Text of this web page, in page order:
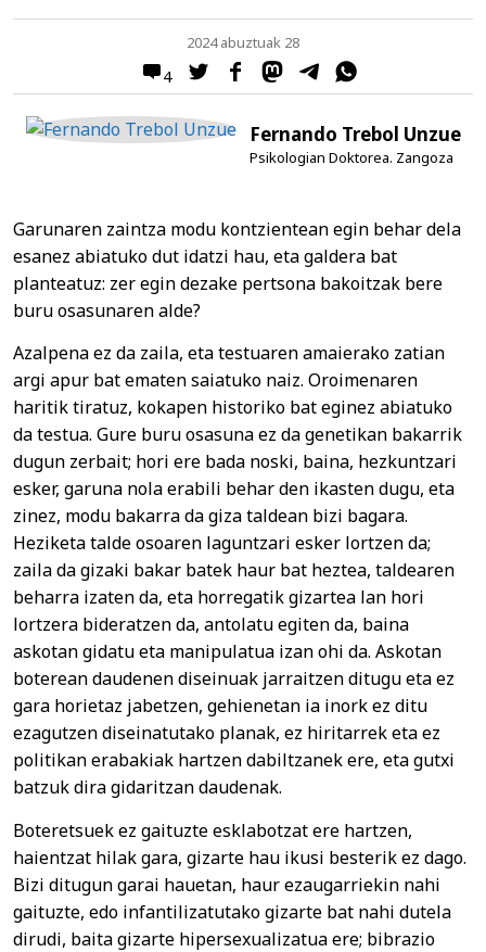
4
2024 abuztuak 28
Fernando Trebol Unzue
Psikologian Doktorea. Zangoza
Garunaren zaintza modu kontzientean egin behar dela
esanez abiatuko dut idatzi hau, eta galdera bat
planteatuz: zer egin dezake pertsona bakoitzak bere
buru osasunaren alde?
Azalpena ez da zaila, eta testuaren amaierako zatian
argi apur bat ematen saiatuko naiz. Oroimenaren
haritik tiratuz, kokapen historiko bat eginez abiatuko
da testua. Gure buru osasuna ez da genetikan bakarrik
dugun zerbait; hori ere bada noski, baina, hezkuntzari
esker, garuna nola erabili behar den ikasten dugu, eta
zinez, modu bakarra da giza taldean bizi bagara.
Heziketa talde osoaren laguntzari esker lortzen da;
zaila da gizaki bakar batek haur bat heztea, taldearen
beharra izaten da, eta horregatik gizartea lan hori
lortzera bideratzen da, antolatu egiten da, baina
askotan gidatu eta manipulatua izan ohi da. Askotan
boterean daudenen diseinuak jarraitzen ditugu eta ez
gara horietaz jabetzen, gehienetan ia inork ez ditu
ezagutzen diseinatutako planak, ez hiritarrek eta ez
politikan erabakiak hartzen dabiltzanek ere, eta gutxi
batzuk dira gidaritzan daudenak.
Boteretsuek ez gaituzte esklabotzat ere hartzen,
haientzat hilak gara, gizarte hau ikusi besterik ez dago.
Bizi ditugun garai hauetan, haur ezaugarriekin nahi
gaituzte, edo infantilizatutako gizarte bat nahi dutela
dirudi, baita gizarte hipersexualizatua ere; bibrazio